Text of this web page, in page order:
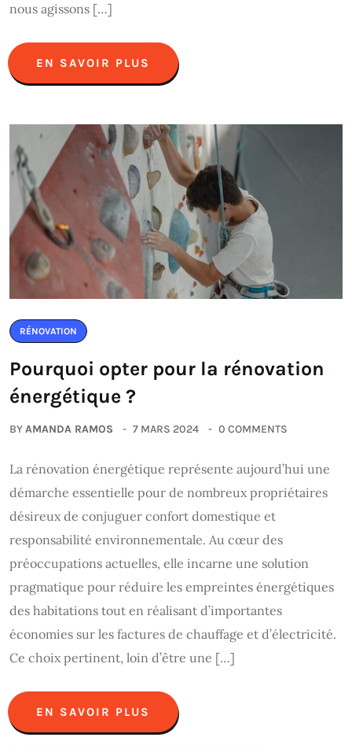
nous agissons […]
EN SAVOIR PLUS
RÉNOVATION
Pourquoi opter pour la rénovation
énergétique ?
BYAMANDA RAMOS 7 MARS 2024 0 COMMENTS
La rénovation énergétique représente aujourd’hui une
démarche essentielle pour de nombreux propriétaires
désireux de conjuguer confort domestique et
responsabilité environnementale. Au cœur des
préoccupations actuelles, elle incarne une solution
pragmatique pour réduire les empreintes énergétiques
des habitations tout en réalisant d’importantes
économies sur les factures de chauffage et d’électricité.
Ce choix pertinent, loin d’être une […]
EN SAVOIR PLUS